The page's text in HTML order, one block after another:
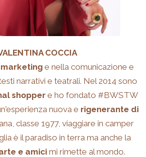
COCCIA
marketing e nella comunicazione e
narrativi e teatrali. Nel 2014 sono
shoppere ho fondato #BWSTW
nuova e rigenerante di
classe 1977, viaggiare in camper
è il paradiso in terra ma anche la
e amicimi rimette al mondo.